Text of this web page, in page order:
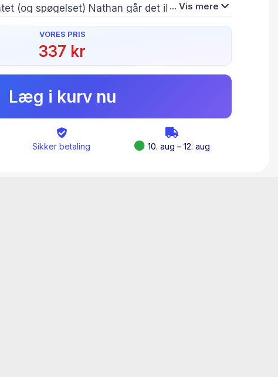
Vægt:
510g
Gads Børnebøger
L'espoir fait vivre
(og spøgelset) Nathan går det ikke. Og
forsvinde, når der er allermest brug for ham på
optaget af at finde ud af, hvem der
døde. Og lige pludselig dukker nogle skumle
bringer hans venner i fare …
med ægte falden-på-halen komik. Dequier kan
suser derudaf. Illustrationerne er
bl.a. med store karikerede næser, tilsat en
vil appellere til alle, der gerne vil have en
hverdag, og få sig et godt grin af og med
... Vis mere
VORES PRIS
337 kr
Læg i kurv nu
Sikker betaling 10. aug – 12. aug